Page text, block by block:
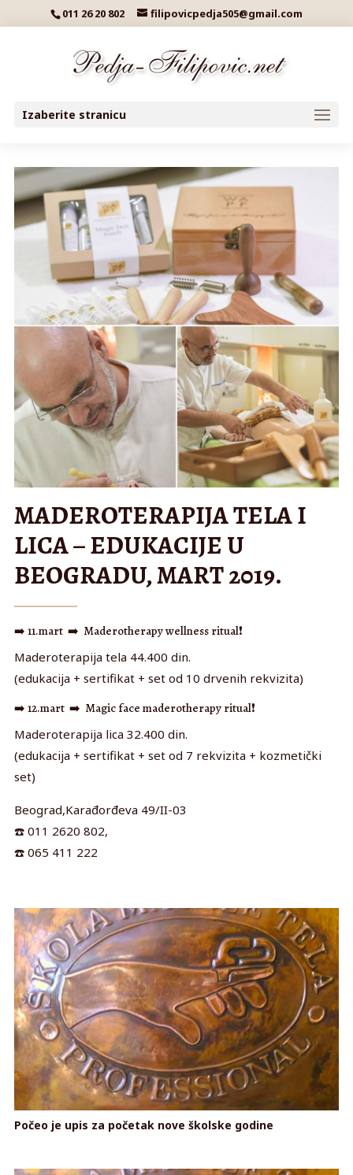
011 26 20 802 filipovicpedja505@gmail.com
Izaberite stranicu
MADEROTERAPIJA TELA I
LICA – EDUKACIJE U
BEOGRADU, MART 2019.
➡️ 11.mart ➡️ Maderotherapy wellness ritual❗️
Maderoterapija tela 44.400 din.
(edukacija + sertifikat + set od 10 drvenih rekvizita)
➡️ 12.mart ➡️ Magic face maderotherapy ritual❗️
Maderoterapija lica 32.400 din.
(edukacija + sertifikat + set od 7 rekvizita + kozmetički
set)
Beograd,Karađorđeva 49/II-03
☎️011 2620 802,
☎️065 411 222
Počeo je upis za početak nove školske godine